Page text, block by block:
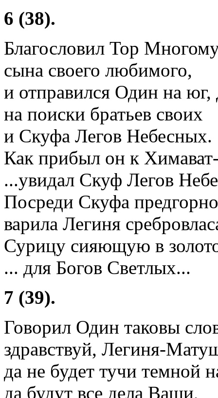
6 (38).
Благословил Тор
сына своего любимого,
и отправился Один на юг,
на поиски братьев своих
и Скуфа Легов Небесных.
Как прибыл он к
...увидал Скуф Легов
Посреди Скуфа
варила Легиня
Сурицу сияющую в
... для Богов Светлых...
7 (39).
Говорил Один таковы
здравствуй, Легиня-
да не будет тучи
да будут все дела Ваши,